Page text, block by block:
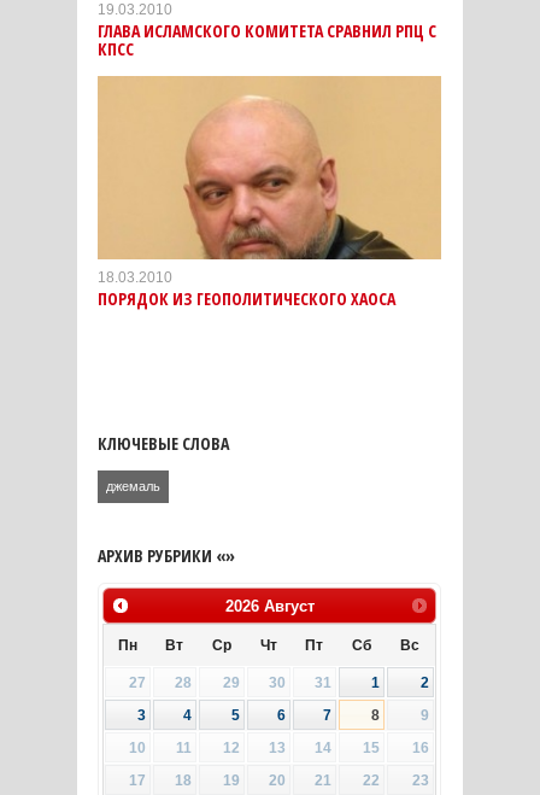
19.03.2010
ГЛАВА ИСЛАМСКОГО КОМИТЕТА СРАВНИЛ РПЦ С
КПСС
18.03.2010
ПОРЯДОК ИЗ ГЕОПОЛИТИЧЕСКОГО ХАОСА
КЛЮЧЕВЫЕ СЛОВА
джемаль
АРХИВ РУБРИКИ «»
2026 Август
Пн Вт Ср Чт Пт Сб Вс
27 28 29 30 31 1
2
3
4 5 6 7 8
9
10
11 12 13 14 15
16
17
18 19 20 21 22
23